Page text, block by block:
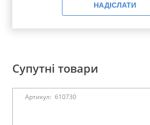
НАДІСЛАТИ
Супутні товари
Артикул: 610730